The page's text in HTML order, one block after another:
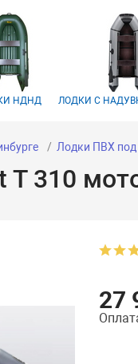
НДНД ЛОДКИ С
Лодки ПВХ под
310
27